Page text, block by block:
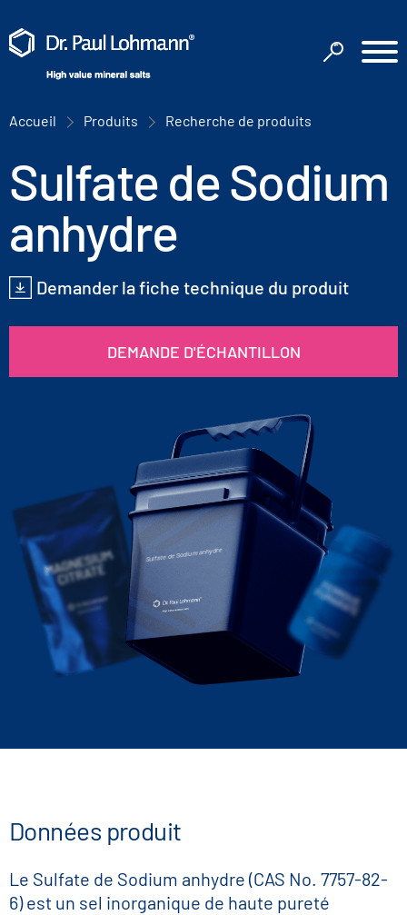
Accueil Produits Recherche de produits
Sulfate de Sodium
anhydre
Demander la fiche technique du produit
DEMANDE D'ÉCHANTILLON
Sulfate de Sodium anhydre
Données produit
Le Sulfate de Sodium anhydre (CAS No. 7757-82-
6) est un sel inorganique de haute pureté